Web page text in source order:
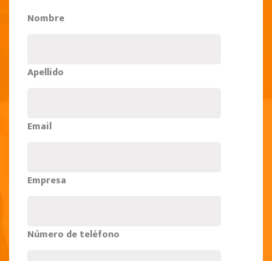
Nombre
Apellido
Email
Empresa
Número de teléfono